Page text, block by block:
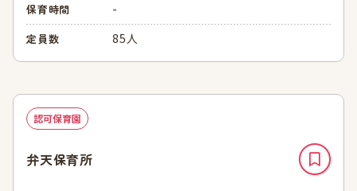
保育時間 -
定員数 85人
認可保育園
弁天保育所